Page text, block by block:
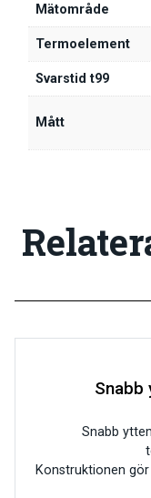
Mätområde
Termoelement
Svarstid t99
Mått
Snabb
Snabb
Konstruktionen